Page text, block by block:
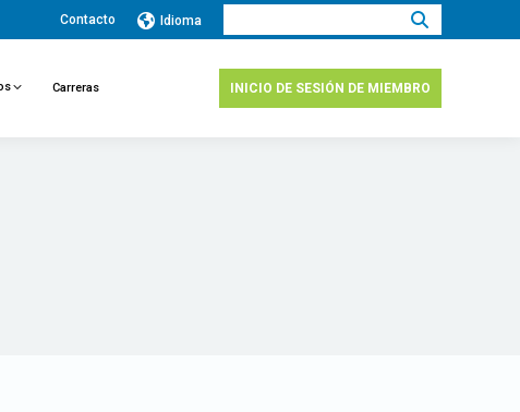
Contacto Idioma
Carreras INICIO DE SESIÓN DE MIEMBRO